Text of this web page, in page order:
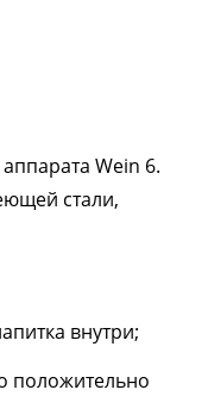
Wein 6.
стали,
внутри;
положительно